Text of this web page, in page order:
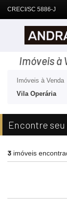
CRECI/SC 5886-J
Imóveis à
Imóveis à Venda
Vila Operária
Encontre seu
3 imóveis